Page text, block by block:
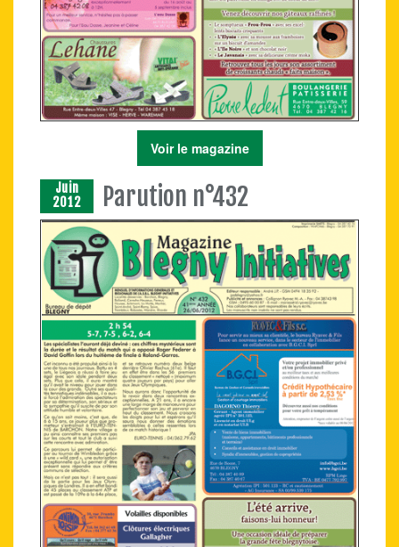
Voir le magazine
Juin
2012
Parution n°432